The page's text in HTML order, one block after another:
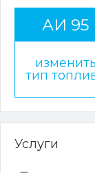
АИ 95
изменить
тип
Услуги